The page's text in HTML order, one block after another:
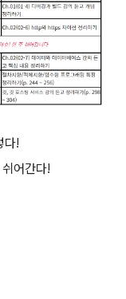
다!
어간다!